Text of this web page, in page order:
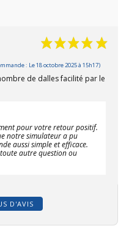
: Le 18 octobre 2025 à 15h17)
de dalles facilité par le
pour votre retour positif.
notre simulateur a pu
aussi simple et efficace.
autre question ou
D'AVIS